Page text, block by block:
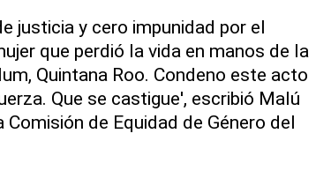
justicia y cero impunidad por el
que perdió la vida en manos de la
Quintana Roo. Condeno este acto
Que se castigue', escribió Malú
de Equidad de Género del